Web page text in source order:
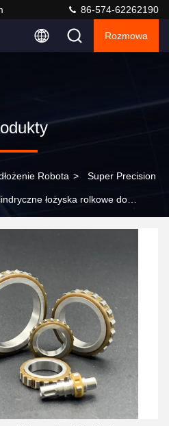
86-574-62262190
Rozmowa
Robota > Super Precision
łożyska rolkowe do